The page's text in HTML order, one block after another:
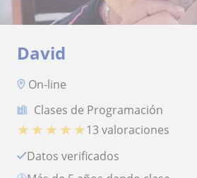
David
On-line
Clases de Programación
★ ★ ★ ★ ★13 valoraciones
Datos verificados